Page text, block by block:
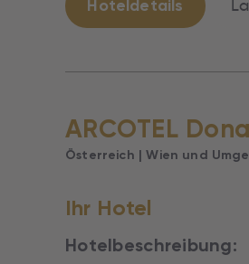
Hoteldetails
ARCOTEL
Österreich | Wien und
Ihr Hotel
Hotelbeschreibung: